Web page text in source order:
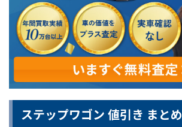
ステップワゴン 値引き まとめ